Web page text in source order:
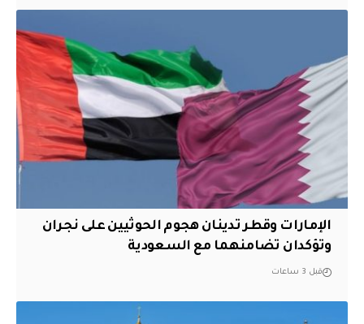
الإمارات وقطر تدينان هجوم الحوثيين على نجران
وتؤكدان تضامنهما مع السعودية
قبل 3 ساعات